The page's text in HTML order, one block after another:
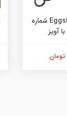
کاور ایرپاد Eggshell شماره